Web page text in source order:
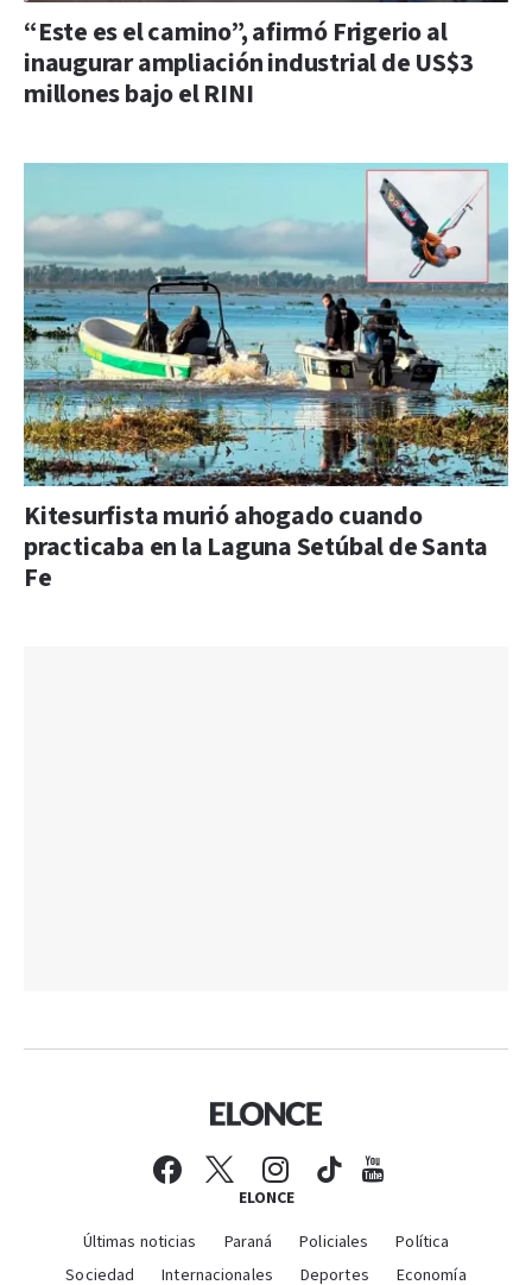
“Este es el camino”, afirmó Frigerio al
inaugurar ampliación industrial de US$3
millones bajo el RINI
Kitesurfista murió ahogado cuando
practicaba en la Laguna Setúbal de Santa
Fe
ELONCE
Últimas noticias Paraná Policiales
Política
Sociedad
Internacionales Deportes Economía